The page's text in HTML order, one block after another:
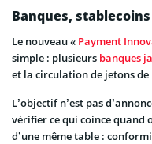
Banques,
Le nouveau « Payment
simple : plusieurs banques
et la circulation de jetons
L’objectif n’est pas
vérifier ce qui coince quand
d’une même table :